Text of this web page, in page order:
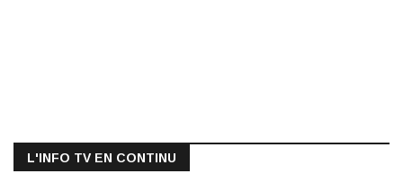
L'INFO TV EN CONTINU